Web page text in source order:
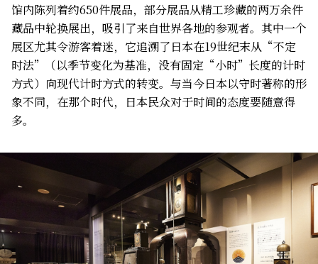
馆内陈列着约650件展品，部分展品从精工珍藏的两万余件
藏品中轮换展出，吸引了来自世界各地的参观者。其中一个
展区尤其令游客着迷，它追溯了日本在19世纪末从“不定
时法”（以季节变化为基准，没有固定“小时”长度的计时
方式）向现代计时方式的转变。与当今日本以守时著称的形
象不同，在那个时代，日本民众对于时间的态度要随意得
多。